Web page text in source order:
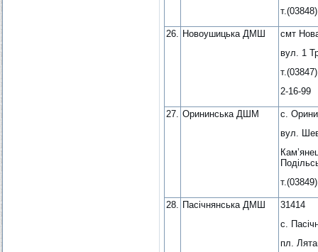
26. Новоушицька ДМШ
смт
вул. 1
2-16-99
27. Орининська ДШМ
с.
вул.
28. Пасічнянська ДМШ
31414
с.
пл.